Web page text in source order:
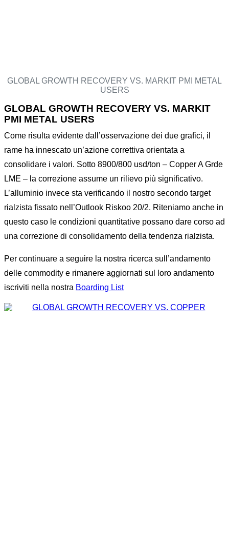
GLOBAL GROWTH RECOVERY VS. MARKIT PMI METAL
USERS
GLOBAL GROWTH RECOVERY VS. MARKIT
PMI METAL USERS
Come risulta evidente dall’osservazione dei due grafici, il
rame ha innescato un’azione correttiva orientata a
consolidare i valori. Sotto 8900/800 usd/ton – Copper A Grde
LME – la correzione assume un rilievo più significativo.
L’alluminio invece sta verificando il nostro secondo target
rialzista fissato nell’Outlook Riskoo 20/2. Riteniamo anche in
questo caso le condizioni quantitative possano dare corso ad
una correzione di consolidamento della tendenza rialzista.
Per continuare a seguire la nostra ricerca sull’andamento
delle commodity e rimanere aggiornati sul loro andamento
iscriviti nella nostra Boarding List